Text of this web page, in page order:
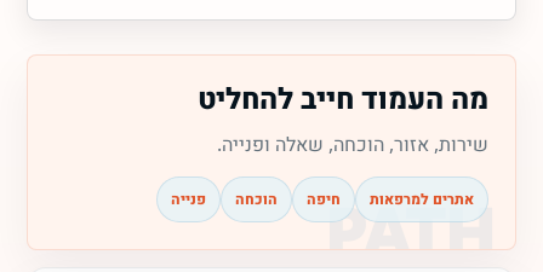
מה העמוד חייב להחליט
שירות, אזור, הוכחה, שאלה ופנייה.
אתרים למרפאות חיפה הוכחה פנייה